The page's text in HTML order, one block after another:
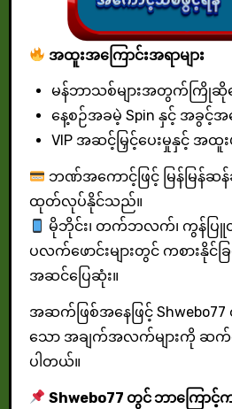
အထူးအကြောင်းအရာများ
မန်ဘာသစ်များအတွက်ကြိုဆို
နေ့စဉ်အခမဲ့ Spin နှင့် အခွင့်အရ
VIP အဆင့်မြှင့်ပေးမှုနှင့် အထူးပ
ဘဏ်အကောင့်ဖြင့် မြန်မြန်ဆ
ထုတ်လုပ်နိုင်သည်။
မိုဘိုင်း၊ တက်ဘလက်၊ ကွန်ပ
ပလက်ဖောင်းများတွင် ကစားနိုင်ခ
အဆင်ပြေဆုံး။
အဆက်ဖြစ်အနေဖြင့်
သော အချက်အလက်များကို ဆက်
ပါတယ်။
Shwebo77 တွင် ဘာကြော